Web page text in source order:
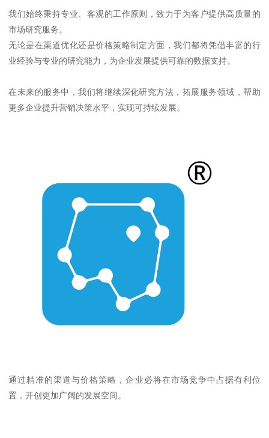
我们始终秉持专业、客观的工作原则，致力于为客户提供高质量的
市场研究服务。
无论是在渠道优化还是价格策略制定方面，我们都将凭借丰富的行
业经验与专业的研究能力，为企业发展提供可靠的数据支持。
在未来的服务中，我们将继续深化研究方法，拓展服务领域，帮助
更多企业提升营销决策水平，实现可持续发展。
通过精准的渠道与价格策略，企业必将在市场竞争中占据有利位
置，开创更加广阔的发展空间。